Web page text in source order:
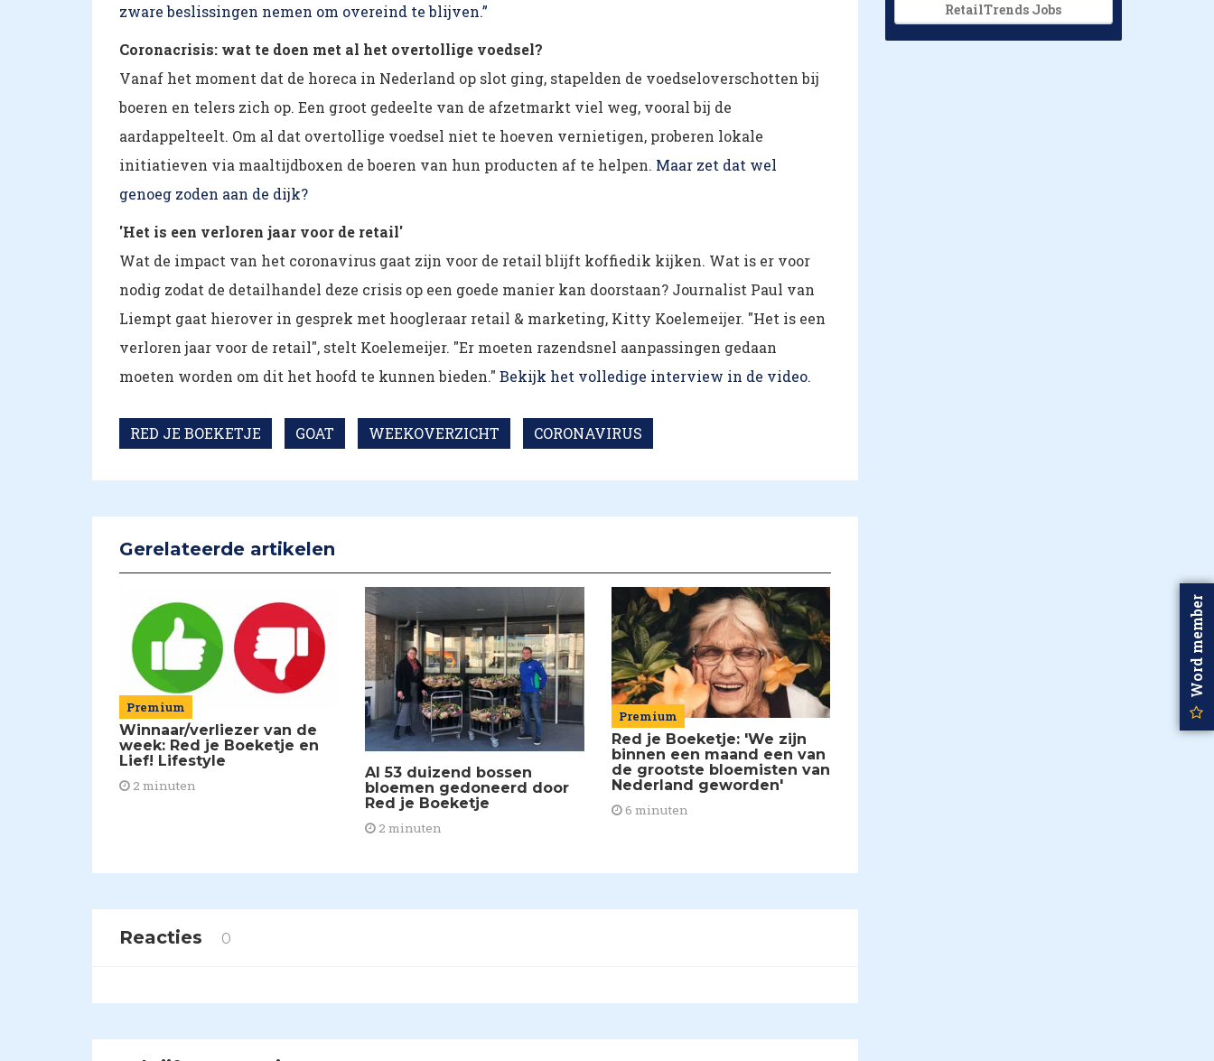
zware beslissingen nemen om overeind te blijven.”
Coronacrisis: wat te doen met al het overtollige voedsel?
Vanaf het moment dat de horeca in Nederland op slot ging, stapelden de voedseloverschotten bij
boeren en telers zich op. Een groot gedeelte van de afzetmarkt viel weg, vooral bij de
aardappelteelt. Om al dat overtollige voedsel niet te hoeven vernietigen, proberen lokale
initiatieven via maaltijdboxen de boeren van hun producten af te helpen. Maar zet dat wel
genoeg zoden aan de dijk?
'Het is een verloren jaar voor de retail'
Wat de impact van het coronavirus gaat zijn voor de retail blijft koffiedik kijken. Wat is er voor
nodig zodat de detailhandel deze crisis op een goede manier kan doorstaan? Journalist Paul van
Liempt gaat hierover in gesprek met hoogleraar retail & marketing, Kitty Koelemeijer. "Het is een
verloren jaar voor de retail", stelt Koelemeijer. "Er moeten razendsnel aanpassingen gedaan
moeten worden om dit het hoofd te kunnen bieden." Bekijk het volledige interview in de video.
RED JE BOEKETJE GOAT WEEKOVERZICHT CORONAVIRUS
Gerelateerde artikelen
Premium
Winnaar/verliezer van de
week: Red je Boeketje en
Lief! Lifestyle
2 minuten
Al 53 duizend bossen
bloemen gedoneerd door
Red je Boeketje
2 minuten
Premium
Red je Boeketje: 'We zijn
binnen een maand een van
de grootste bloemisten van
Nederland geworden'
6 minuten
Reacties 0
RetailTrends Jobs
Word member